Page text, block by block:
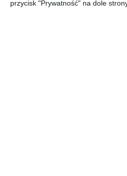
przycisk "Prywatność" na dole